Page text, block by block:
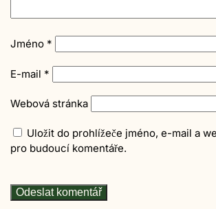
Jméno *
E-mail *
Webová stránka
Uložit do prohlížeče jméno, e-mail a
pro budoucí komentáře.